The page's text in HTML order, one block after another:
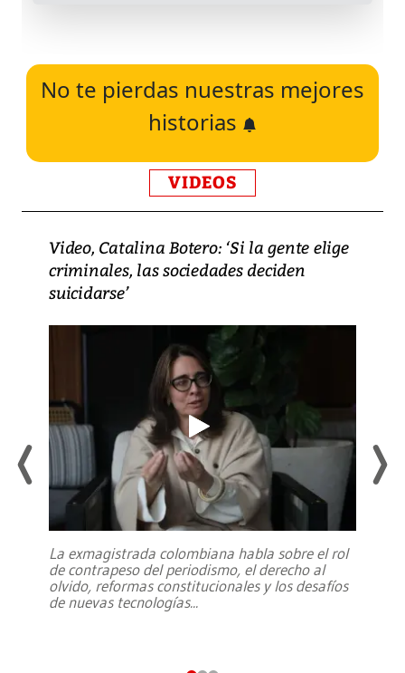
No te pierdas nuestras mejores
historias
VIDEOS
Video, Catalina Botero: ‘Si la gente elige
criminales, las sociedades deciden
suicidarse’
La exmagistrada colombiana habla sobre el rol
de contrapeso del periodismo, el derecho al
olvido, reformas constitucionales y los desafíos
de nuevas tecnologías...